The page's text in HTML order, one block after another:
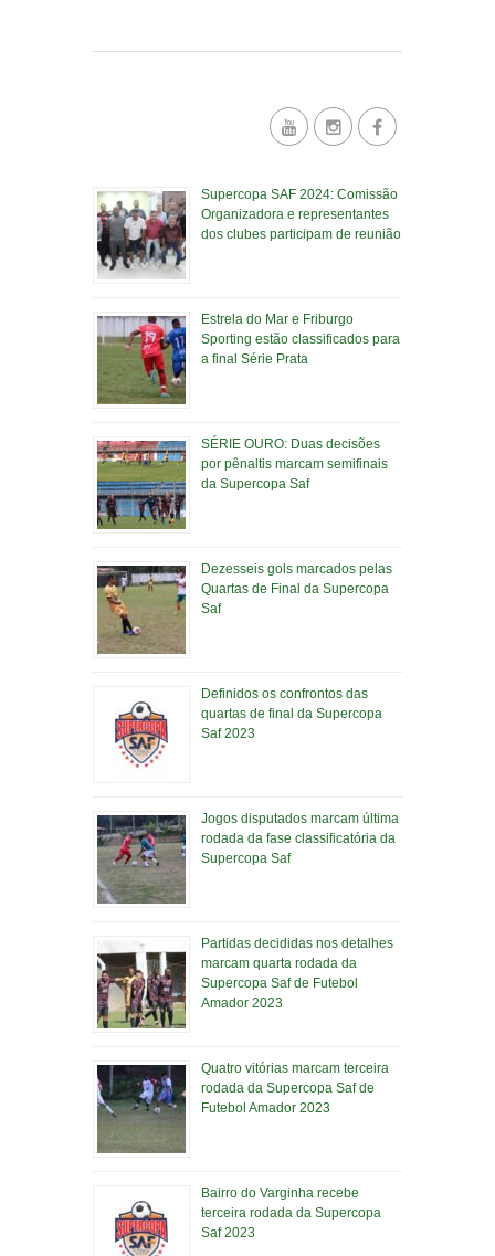
Supercopa SAF 2024: Comissão
Organizadora e representantes
dos clubes participam de reunião
Estrela do Mar e Friburgo
Sporting estão classificados para
a final Série Prata
SÉRIE OURO: Duas decisões
por pênaltis marcam semifinais
da Supercopa Saf
Dezesseis gols marcados pelas
Quartas de Final da Supercopa
Saf
Definidos os confrontos das
quartas de final da Supercopa
Saf 2023
Jogos disputados marcam última
rodada da fase classificatória da
Supercopa Saf
Partidas decididas nos detalhes
marcam quarta rodada da
Supercopa Saf de Futebol
Amador 2023
Quatro vitórias marcam terceira
rodada da Supercopa Saf de
Futebol Amador 2023
Bairro do Varginha recebe
terceira rodada da Supercopa
Saf 2023